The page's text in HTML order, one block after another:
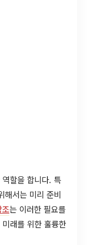
할을 합니다. 특
해서는 미리 준비
는 이러한 필요를
래를 위한 훌륭한